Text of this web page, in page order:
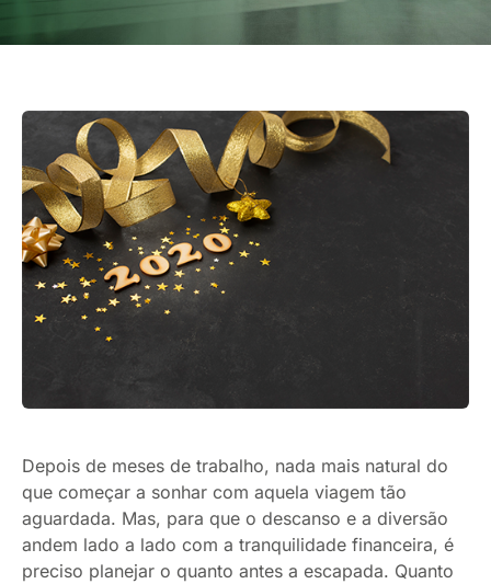
Depois de meses de trabalho, nada mais natural do
que começar a sonhar com aquela viagem tão
aguardada. Mas, para que o descanso e a diversão
andem lado a lado com a tranquilidade financeira, é
preciso planejar o quanto antes a escapada. Quanto